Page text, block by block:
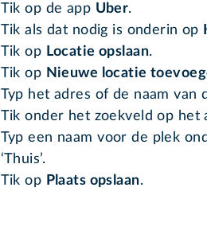
Tik op de app Uber.
Tik als dat nodig is onderin op
Tik op Locatie opslaan.
Tik op Nieuwe locatie
Typ het adres of de naam van
Tik onder het zoekveld op het
Typ een naam voor de plek
‘Thuis’.
Tik op Plaats opslaan.